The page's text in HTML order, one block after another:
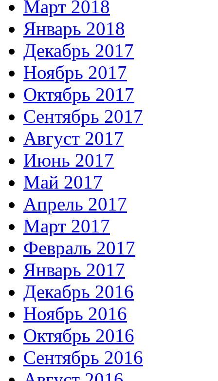
Март 2018
Январь 2018
Декабрь 2017
Ноябрь 2017
Октябрь 2017
Сентябрь 2017
Август 2017
Июнь 2017
Май 2017
Апрель 2017
Март 2017
Февраль 2017
Январь 2017
Декабрь 2016
Ноябрь 2016
Октябрь 2016
Сентябрь 2016